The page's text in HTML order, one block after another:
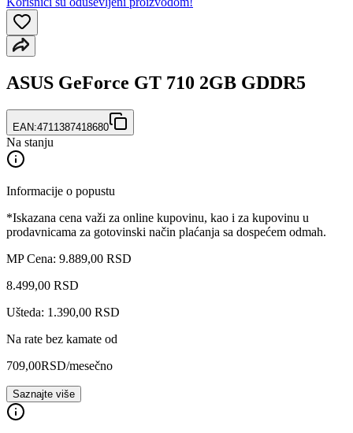
ASUS GeForce GT 710 2GB GDDR5
EAN:4711387418680
Na stanju
Informacije o popustu
*Iskazana cena važi za online kupovinu, kao i za kupovinu u
prodavnicama za gotovinski način plaćanja sa dospećem odmah.
MP Cena: 9.889,00 RSD
8.499,00 RSD
Ušteda: 1.390,00 RSD
Na rate bez kamate od
709,00RSD/mesečno
Saznajte više